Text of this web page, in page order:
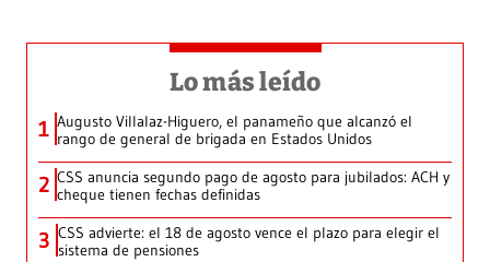
Lo más leído
1 Augusto Villalaz-Higuero, el panameño que alcanzó el
rango de general de brigada en Estados Unidos
2 CSS anuncia segundo pago de agosto para jubilados: ACH y
cheque tienen fechas definidas
3 CSS advierte: el 18 de agosto vence el plazo para elegir el
sistema de pensiones